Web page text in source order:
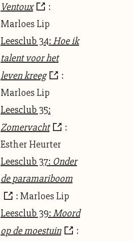
Ventoux
:
Marloes Lip
Leesclub 34:Hoe ik
talent voor het
leven kreeg
:
Marloes Lip
Leesclub 35:
Zomervacht
:
Esther Heurter
Leesclub 37: Onder
de paramariboom
: Marloes Lip
Leesclub 39:Moord
op de moestuin
: